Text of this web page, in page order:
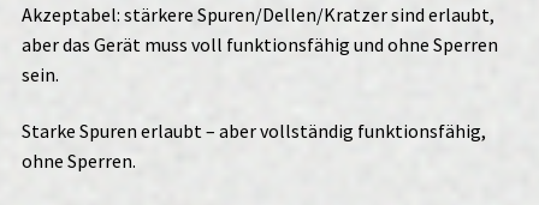
Akzeptabel: stärkere Spuren/Dellen/Kratzer sind erlaubt,
aber das Gerät muss voll funktionsfähig und ohne Sperren
sein.
Starke Spuren erlaubt – aber vollständig funktionsfähig,
ohne Sperren.